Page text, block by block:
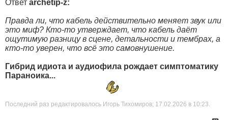
Ответ archetip-z:
Правда ли, что кабель действительно меняет звук или
это миф? Кто-то утверждает, что кабель даёт
ощутимую разницу в сцене, детальности и тембрах, а
кто-то уверен, что всё это самовнушение.
Гибрид идиота и аудиофила рождает симптоматику
Параноика...
Последний раз редактировалось Игорь Тихомиров; 17.02.2026 в 10:23